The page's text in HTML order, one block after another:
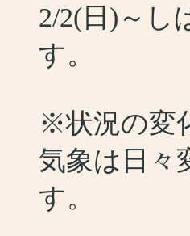
2/2(日)～し
す。
※状況の変
気象は日々
す。